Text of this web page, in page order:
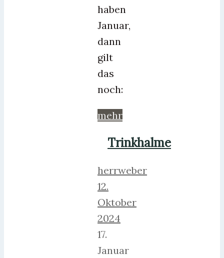
haben
Januar,
dann
gilt
das
noch:
mehr
Trinkhalme
herrweber
12.
Oktober
2024
17.
Januar